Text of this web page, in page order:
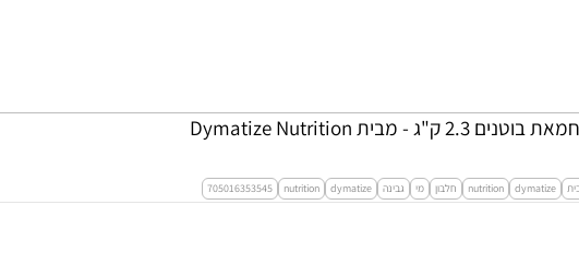
dymatize
nutrition חלבון מי גבינה dymatize
nutrition
705016353545